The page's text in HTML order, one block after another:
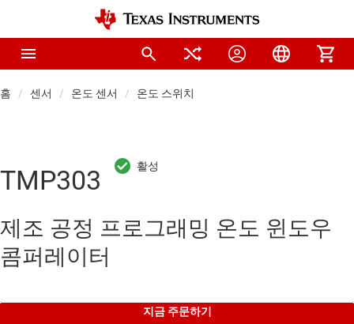
홈 센서 온도 센서 온도 스위치
TMP303
제조 공정 프로그래밍 온도 윈도우
콤퍼레이터
지금 주문하기